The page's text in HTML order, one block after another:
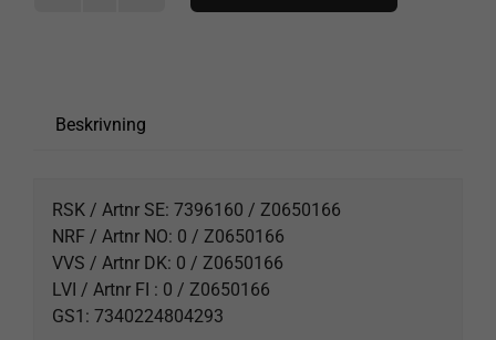
Beskrivning
RSK / Artnr SE: 7396160 / Z0650166
NRF / Artnr NO: 0 / Z0650166
VVS / Artnr DK: 0 / Z0650166
LVI / Artnr FI : 0 / Z0650166
GS1: 7340224804293